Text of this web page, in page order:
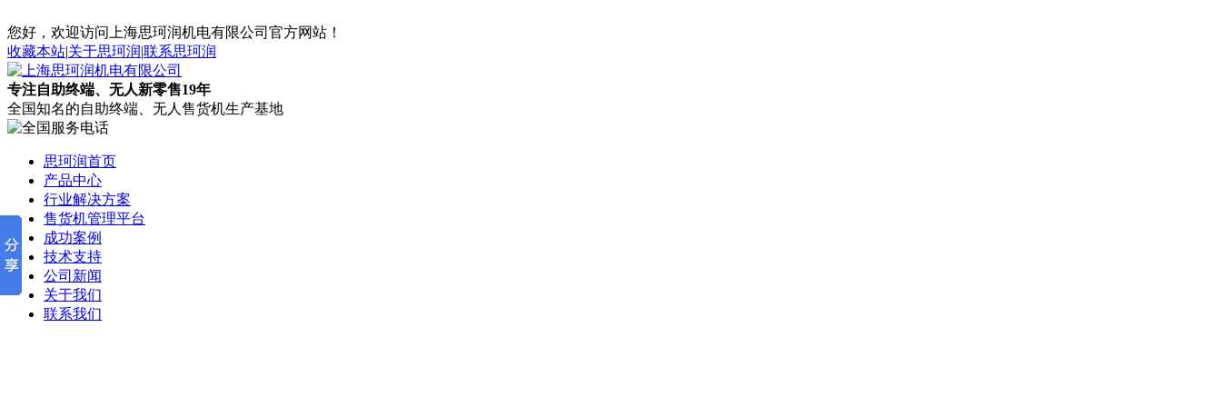
您好，欢迎访问上海思珂润机电有限公司官方网站！
收藏本站|关于思珂润|联系思珂润
专注自助终端、无人新零售19年
全国知名的自助终端、无人售货机生产基地
思珂润首页
产品中心
行业解决方案
售货机管理平台
成功案例
技术支持
公司新闻
关于我们
联系我们